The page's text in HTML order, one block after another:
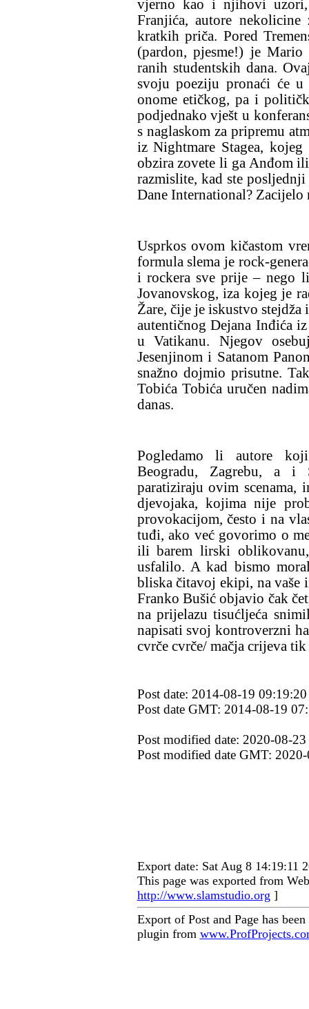
vjerno kao i njihovi uzori,
Franjića, autore
kratkih priča. Pored
(pardon, pjesme!) je
ranih studentskih dana.
svoju poeziju pronaći će u
onome etičkog, pa i
podjednako vješt u
s naglaskom za pripremu
iz Nightmare Stagea,
obzira zovete li ga Anđom
razmislite, kad ste
Dane International? Zacijelo
Usprkos ovom kičastom
formula slema je rock-
i rockera sve prije – nego
Jovanovskog, iza kojeg je
Žare, čije je iskustvo
autentičnog Dejana Inđića
u Vatikanu. Njegov
Jesenjinom i Satanom
snažno dojmio prisutne.
Tobića Tobića uručen
danas.
Pogledamo li autore
Beogradu, Zagrebu, a i
paratiziraju ovim
djevojaka, kojima nije
provokacijom, često i na
tuđi, ako već govorimo o
ili barem lirski
usfalilo. A kad bismo
bliska čitavoj ekipi, na vaše
Franko Bušić objavio čak
na prijelazu tisućljeća
napisati svoj kontroverzni
cvrče cvrče/ mačja crijeva
Post date: 2014-08-19 09:19:20
Post date GMT: 2014-08-19
Post modified date: 2020-08-
Post modified date GMT:
Export date: Sat Aug 8 14:19:11
This page was exported from
http://www.slamstudio.org ]
Export of Post and Page has
plugin from